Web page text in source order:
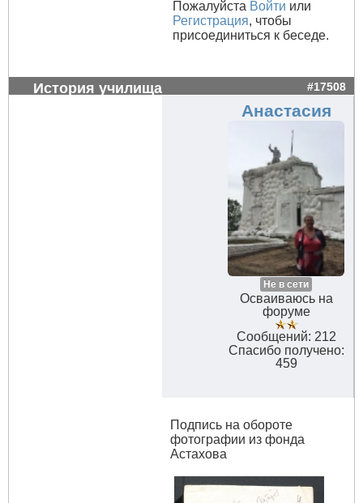
Пожалуйста Войти или
Регистрация, чтобы
присоединиться к беседе.
История училища #17508
Анастасия
Не в сети
Осваиваюсь на
форуме
Сообщений: 212
Спасибо получено:
459
Подпись на обороте
фотографии из фонда
Астахова